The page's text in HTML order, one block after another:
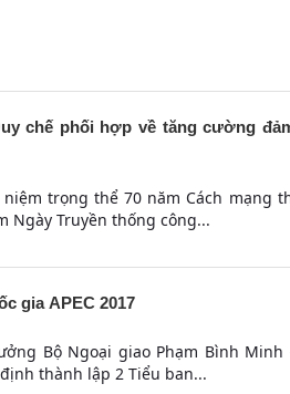
chế phối hợp về tăng cường
trọng thể 70 năm Cách mạng
Ngày Truyền thống công...
gia APEC 2017
Bộ Ngoại giao Phạm Bình
định thành lập 2 Tiểu ban...